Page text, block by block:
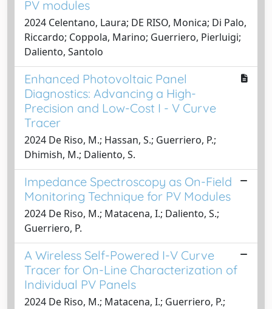
PV modules
2024 Celentano, Laura; DE RISO, Monica; Di Palo,
Riccardo; Coppola, Marino; Guerriero, Pierluigi;
Daliento, Santolo
Enhanced Photovoltaic Panel
Diagnostics: Advancing a High-
Precision and Low-Cost I - V Curve
Tracer
2024 De Riso, M.; Hassan, S.; Guerriero, P.;
Dhimish, M.; Daliento, S.
Impedance Spectroscopy as On-Field
Monitoring Technique for PV Modules
2024 De Riso, M.; Matacena, I.; Daliento, S.;
Guerriero, P.
A Wireless Self-Powered I-V Curve
Tracer for On-Line Characterization of
Individual PV Panels
2024 De Riso, M.; Matacena, I.; Guerriero, P.;